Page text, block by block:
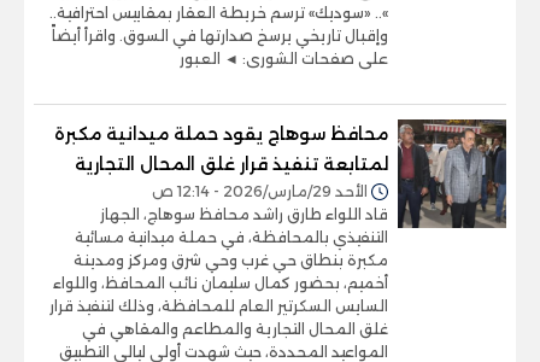
».. «سوديك» ترسم خريطة العقار بمقاييس احترافية..
وإقبال تاريخي يرسخ صدارتها في السوق. واقرأ أيضاً
على صفحات الشورى: ◄ العبور
محافظ سوهاج يقود حملة ميدانية مكبرة
لمتابعة تنفيذ قرار غلق المحال التجارية
الأحد 29/مارس/2026 - 12:14 ص
قاد اللواء طارق راشد محافظ سوهاج، الجهاز
التنفيذي بالمحافظة، في حملة ميدانية مسائية
مكبرة بنطاق حي غرب وحي شرق ومركز ومدينة
أخميم، بحضور كمال سليمان نائب المحافظ، واللواء
السايس السكرتير العام للمحافظة، وذلك لتنفيذ قرار
غلق المحال التجارية والمطاعم والمقاهي في
المواعيد المحددة، حيث شهدت أولى ليالي التطبيق